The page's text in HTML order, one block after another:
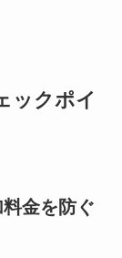
ックポイ
金を防ぐ